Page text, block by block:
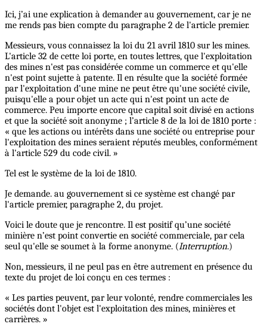
Ici, j’ai une explication à demander au gouvernement, car je ne
me rends pas bien compte du paragraphe 2 de l'article premier.
Messieurs, vous connaissez la loi du 21 avril 1810 sur les mines.
L'article 32 de cette loi porte, en toutes lettres, que l'exploitation
des mines n'est pas considérée comme un commerce et qu'elle
n'est point sujette à patente. Il en résulte que la société formée
par l'exploitation d'une mine ne peut être qu'une société civile,
puisqu'elle a pour objet un acte qui n'est point un acte de
commerce. Peu importe encore que capital soit divisé en actions
et que la société soit anonyme ; l’article 8 de la loi de 1810 porte :
« que les actions ou intérêts dans une société ou entreprise pour
l'exploitation des mines seraient réputés meubles, conformément
à l'article 529 du code civil. »
Tel est le système de la loi de 1810.
Je demande. au gouvernement si ce système est changé par
l'article premier, paragraphe 2, du projet.
Voici le doute que je rencontre. Il est positif qu’une société
minière n’est point convertie en société commerciale, par cela
seul qu'elle se soumet à la forme anonyme. (Interruption.)
Non, messieurs, il ne peul pas en être autrement en présence du
texte du projet de loi conçu en ces termes :
« Les parties peuvent, par leur volonté, rendre commerciales les
sociétés dont l'objet est l'exploitation des mines, minières et
carrières. »